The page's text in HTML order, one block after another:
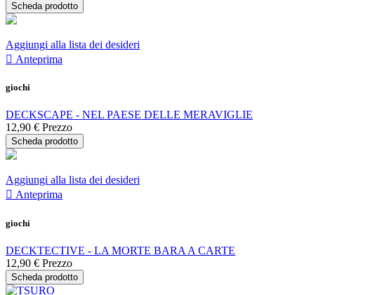
Scheda prodotto
Aggiungi alla lista dei desideri
 Anteprima
giochi
DECKSCAPE - NEL PAESE DELLE MERAVIGLIE
12,90 € Prezzo
Scheda prodotto
Aggiungi alla lista dei desideri
 Anteprima
giochi
DECKTECTIVE - LA MORTE BARA A CARTE
12,90 € Prezzo
Scheda prodotto